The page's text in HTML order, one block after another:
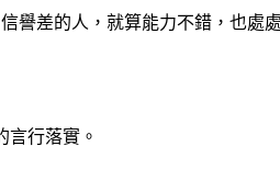
譽差的人，就算能力不錯，也
言行落實。